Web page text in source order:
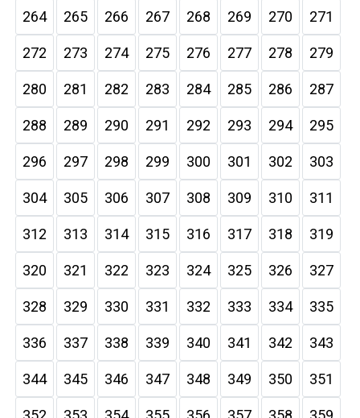
264 265 266 267 268 269 270 271
272 273 274 275 276 277 278 279
280 281 282 283 284 285 286 287
288 289 290 291 292 293 294 295
296 297 298 299 300 301 302 303
304 305 306 307 308 309 310 311
312 313 314 315 316 317 318 319
320 321 322 323 324 325 326 327
328 329 330 331 332 333 334 335
336 337 338 339 340 341 342 343
344 345 346 347 348 349 350 351